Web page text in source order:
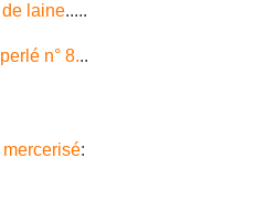
laine.....
n° 8...
: